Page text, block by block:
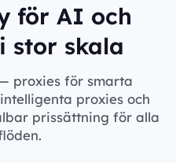
för AI och
stor skala
proxies för smarta
proxies och
prissättning för alla